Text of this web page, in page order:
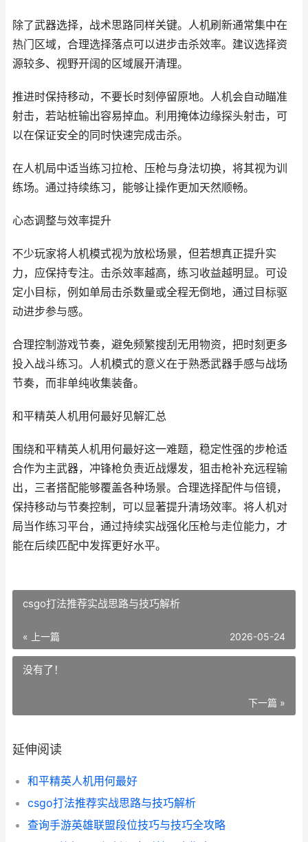
除了武器选择，战术思路同样关键。人机刷新通常集中在
热门区域，合理选择落点可以进步击杀效率。建议选择资
源较多、视野开阔的区域展开清理。
推进时保持移动，不要长时刻停留原地。人机会自动瞄准
射击，若站桩输出容易掉血。利用掩体边缘探头射击，可
以在保证安全的同时快速完成击杀。
在人机局中适当练习拉枪、压枪与身法切换，将其视为训
练场。通过持续练习，能够让操作更加天然顺畅。
心态调整与效率提升
不少玩家将人机模式视为放松场景，但若想真正提升实
力，应保持专注。击杀效率越高，练习收益越明显。可设
定小目标，例如单局击杀数量或全程无倒地，通过目标驱
动进步参与感。
合理控制游戏节奏，避免频繁搜刮无用物资，把时刻更多
投入战斗练习。人机模式的意义在于熟悉武器手感与战场
节奏，而非单纯收集装备。
和平精英人机用何最好见解汇总
围绕和平精英人机用何最好这一难题，稳定性强的步枪适
合作为主武器，冲锋枪负责近战爆发，狙击枪补充远程输
出，三者搭配能够覆盖各种场景。合理选择配件与倍镜，
保持移动与节奏控制，可以显著提升清场效率。将人机对
局当作练习平台，通过持续实战强化压枪与走位能力，才
能在后续匹配中发挥更好水平。
csgo打法推荐实战思路与技巧解析
« 上一篇 2026-05-24
没有了！
下一篇 »
延伸阅读
和平精英人机用何最好
csgo打法推荐实战思路与技巧解析
查询手游英雄联盟段位技巧与技巧全攻略